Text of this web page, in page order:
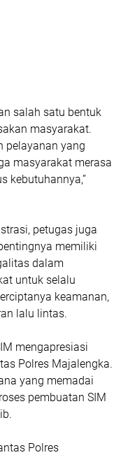
salah satu bentuk
masyarakat.
pelayanan yang
masyarakat merasa
kebutuhannya,”
petugas juga
memiliki
dalam
untuk selalu
keamanan,
lalu lintas.
mengapresiasi
Polres Majalengka.
yang memadai
pembuatan SIM
Polres